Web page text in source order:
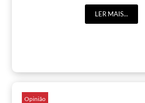
LER MAIS...
Opinião